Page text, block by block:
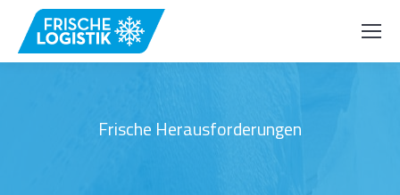
Frische Herausforderungen